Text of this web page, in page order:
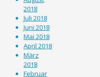
2018
Juli 2018
Juni 2018
Mai 2018
April 2018
März
2018
Februar